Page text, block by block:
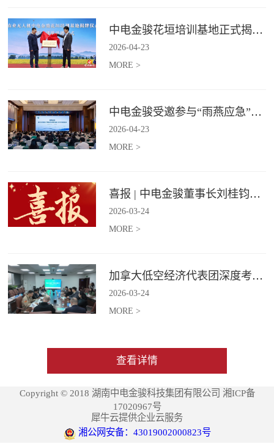
中电金骏花垣培训基地正式揭牌 首期农业无人机培训班同步启动
2026-04-23
MORE >
中电金骏受邀参与“雨燕应急”2026年度会议 协同打造空中应急力量
2026-04-23
MORE >
喜报 | 中电金骏董事长刘桂钧获雷锋街道第四届“雷锋榜样”模范人物称号
2026-03-24
MORE >
加拿大低空经济代表团深度考察中电金骏
2026-03-24
MORE >
查看详情
Copyright © 2018 湖南中电金骏科技集团有限公司 湘ICP备
17020967号
犀牛云提供企业云服务
湘公网安备：43019002000823号